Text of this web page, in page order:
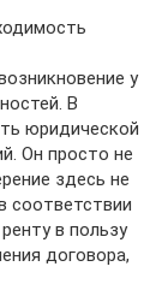
у
В
юридической
Он просто не
здесь не
соответствии
в пользу
договора,